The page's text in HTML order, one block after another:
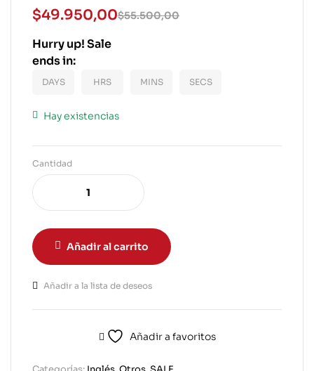
$55.500,00
$49.950,00
Hurry up! Sale
ends in:
DAYS HRS MINS SECS
Hay existencias
Cantidad
Añadir al carrito
Añadir a la lista de deseos
Añadir a favoritos